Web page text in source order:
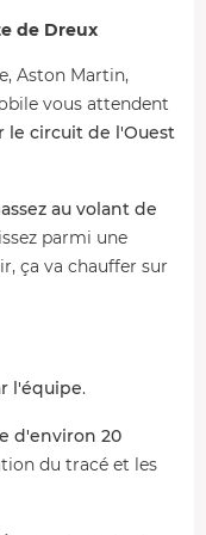
de Dreux
Aston Martin,
vous attendent
le circuit de l'Ouest
au volant de
parmi une
ça va chauffer sur
l'équipe.
d'environ 20
du tracé et les